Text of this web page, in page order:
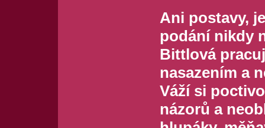
Ani postavy,
podání nikdy
Bittlová
nasazením a
Váží si
názorů a